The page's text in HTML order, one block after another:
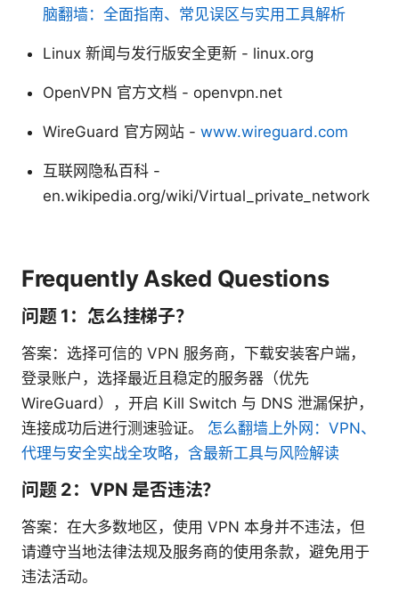
脑翻墙：全面指南、常见误区与实用工具解析
Linux 新闻与发行版安全更新 - linux.org
OpenVPN 官方文档 - openvpn.net
WireGuard 官方网站 - www.wireguard.com
互联网隐私百科 -
en.wikipedia.org/wiki/Virtual_private_network
Frequently Asked Questions
问题 1：怎么挂梯子？
答案：选择可信的 VPN 服务商，下载安装客户端，
登录账户，选择最近且稳定的服务器（优先
WireGuard），开启 Kill Switch 与 DNS 泄漏保护，
连接成功后进行测速验证。 怎么翻墙上外网：VPN、
代理与安全实战全攻略，含最新工具与风险解读
问题 2：VPN 是否违法？
答案：在大多数地区，使用 VPN 本身并不违法，但
请遵守当地法律法规及服务商的使用条款，避免用于
违法活动。